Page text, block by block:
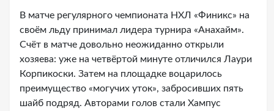
В матче регулярного чемпионата НХЛ «Финикс» на
своём льду принимал лидера турнира «Анахайм».
Счёт в матче довольно неожиданно открыли
хозяева: уже на четвёртой минуте отличился Лаури
Корпикоски. Затем на площадке воцарилось
преимущество «могучих уток», забросивших пять
шайб подряд. Авторами голов стали Хампус